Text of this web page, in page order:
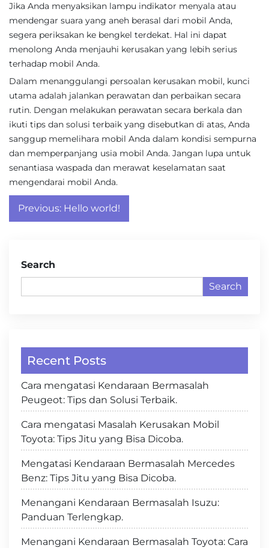
Jika Anda menyaksikan lampu indikator menyala atau
mendengar suara yang aneh berasal dari mobil Anda,
segera periksakan ke bengkel terdekat. Hal ini dapat
menolong Anda menjauhi kerusakan yang lebih serius
terhadap mobil Anda.
Dalam menanggulangi persoalan kerusakan mobil, kunci
utama adalah jalankan perawatan dan perbaikan secara
rutin. Dengan melakukan perawatan secara berkala dan
ikuti tips dan solusi terbaik yang disebutkan di atas, Anda
sanggup memelihara mobil Anda dalam kondisi sempurna
dan memperpanjang usia mobil Anda. Jangan lupa untuk
senantiasa waspada dan merawat keselamatan saat
mengendarai mobil Anda.
Post
navigation
Previous: Hello world!
Search
Search
Recent Posts
Cara mengatasi Kendaraan Bermasalah
Peugeot: Tips dan Solusi Terbaik.
Cara mengatasi Masalah Kerusakan Mobil
Toyota: Tips Jitu yang Bisa Dicoba.
Mengatasi Kendaraan Bermasalah Mercedes
Benz: Tips Jitu yang Bisa Dicoba.
Menangani Kendaraan Bermasalah Isuzu:
Panduan Terlengkap.
Menangani Kendaraan Bermasalah Toyota: Cara